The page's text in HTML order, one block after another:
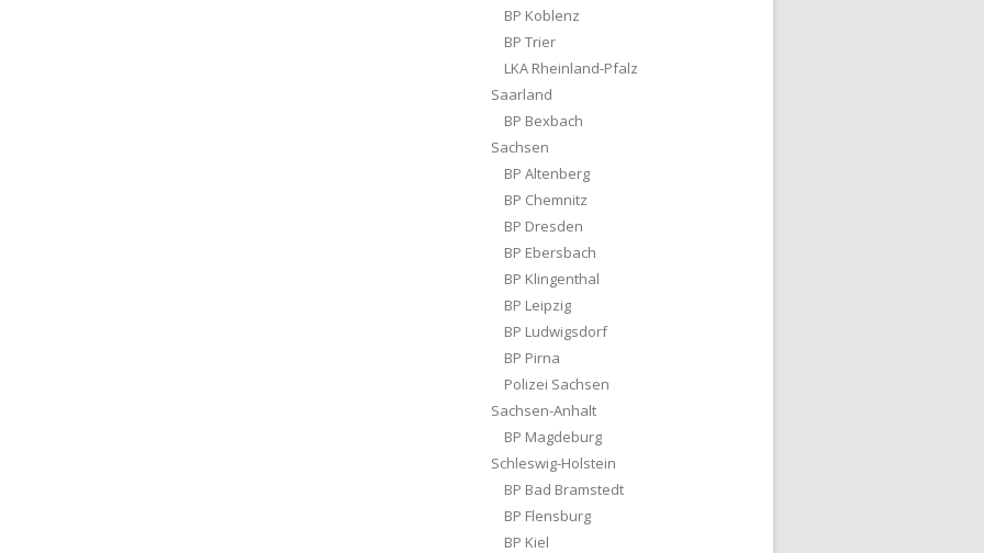
BP Koblenz
BP Trier
LKA Rheinland-Pfalz
Saarland
BP Bexbach
Sachsen
BP Altenberg
BP Chemnitz
BP Dresden
BP Ebersbach
BP Klingenthal
BP Leipzig
BP Ludwigsdorf
BP Pirna
Polizei Sachsen
Sachsen-Anhalt
BP Magdeburg
Schleswig-Holstein
BP Bad Bramstedt
BP Flensburg
BP Kiel